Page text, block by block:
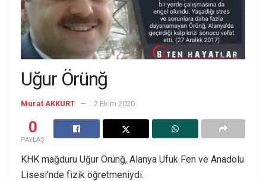
Uğur Örünğ
Murat AKKURT 2 Ekim 2020
0
PAYLAŞ
KHK mağduru Uğur Örünğ, Alanya Ufuk Fen ve Anadolu
Lisesi’nde fizik öğretmeniydi.